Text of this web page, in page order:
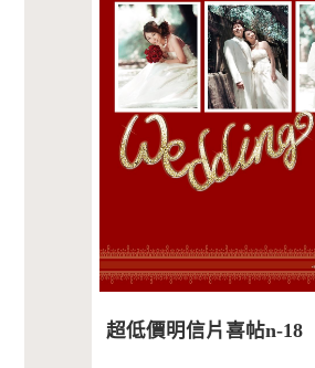
超低價明信片喜帖n-18